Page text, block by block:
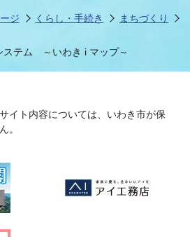
ジ くらし・手続き
まちづくり
ステム ～いわき i マップ～
イト内容については、いわき市が保
。